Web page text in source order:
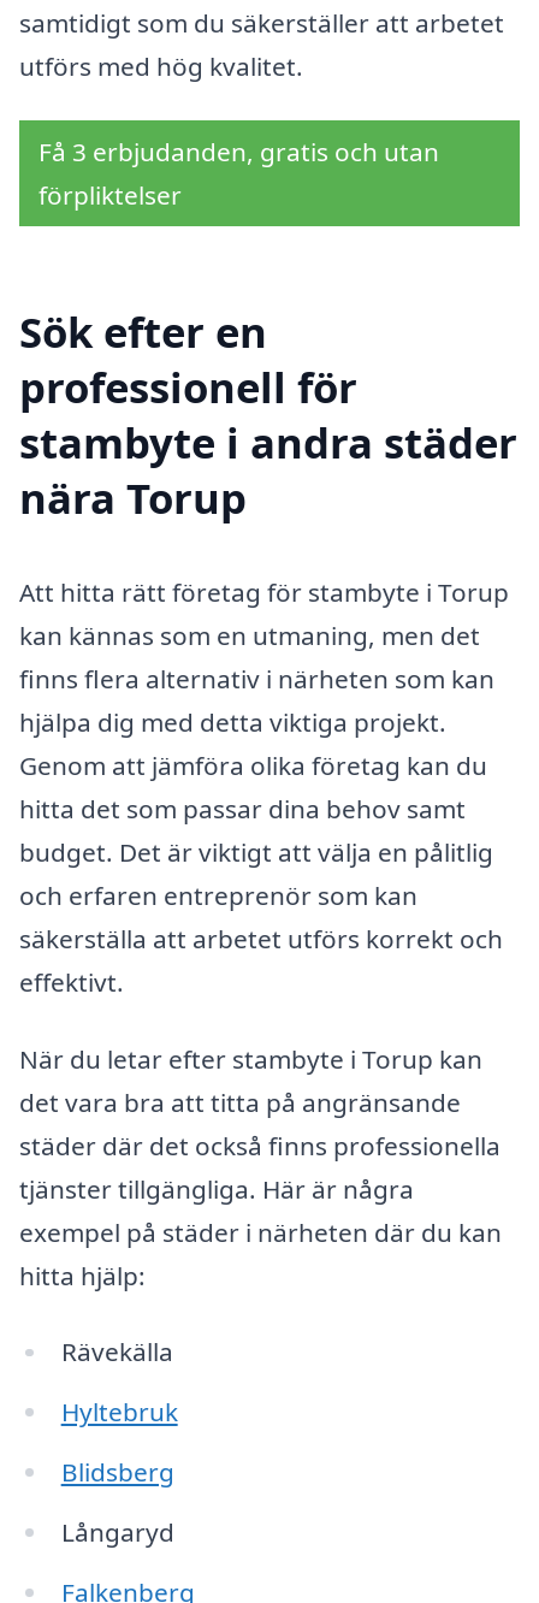
samtidigt som du säkerställer att arbetet
utförs med hög kvalitet.
Få 3 erbjudanden, gratis och utan
förpliktelser
Sök efter en
professionell för
stambyte i andra städer
nära Torup
Att hitta rätt företag för stambyte i Torup
kan kännas som en utmaning, men det
finns flera alternativ i närheten som kan
hjälpa dig med detta viktiga projekt.
Genom att jämföra olika företag kan du
hitta det som passar dina behov samt
budget. Det är viktigt att välja en pålitlig
och erfaren entreprenör som kan
säkerställa att arbetet utförs korrekt och
effektivt.
När du letar efter stambyte i Torup kan
det vara bra att titta på angränsande
städer där det också finns professionella
tjänster tillgängliga. Här är några
exempel på städer i närheten där du kan
hitta hjälp:
Rävekälla
Hyltebruk
Blidsberg
Långaryd
Falkenberg